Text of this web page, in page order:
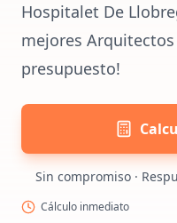
Hospitalet De
mejores
presupuesto!
Sin compromiso ·
Cálculo inmediato